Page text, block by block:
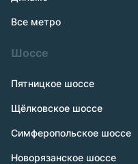
Все метро
Шоссе
Пятницкое шоссе
Щёлковское шоссе
Симферопольское шоссе
Новорязанское шоссе